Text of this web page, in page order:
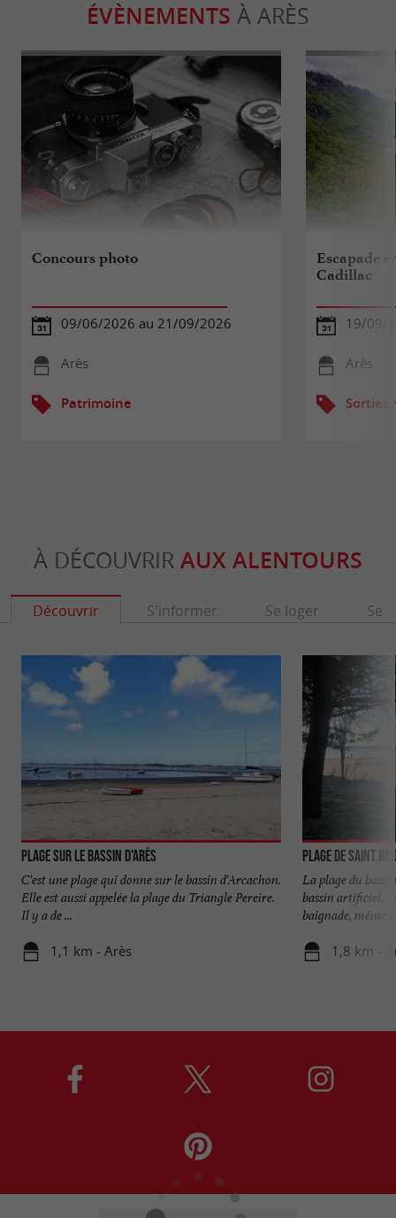
ÉVÈNEMENTS À ARÈS
Concours photo
09/06/2026 au 21/09/2026
Arès
Patrimoine
Escapade
Cadillac
19/09/
Arès
Sorties
À DÉCOUVRIR AUX ALENTOURS
Découvrir S'informer Se loger Se
Plage sur le bassin d'Arès
C'est une plage qui donne sur le bassin d'Arcachon.
Elle est aussi appelée la plage du Triangle Pereire.
Il y a de ...
1,1 km - Arès
Plage de Saint
La plage du
bassin artificiel,
baignade, même
1,8 km -